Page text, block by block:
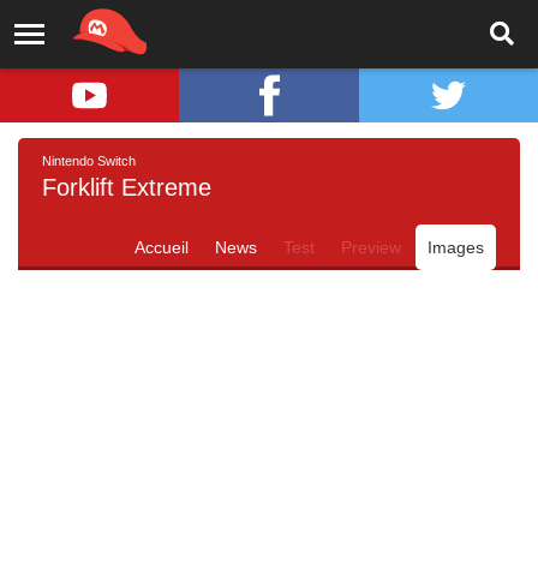
Nintendo Switch
Forklift Extreme
Accueil News Test Preview Images